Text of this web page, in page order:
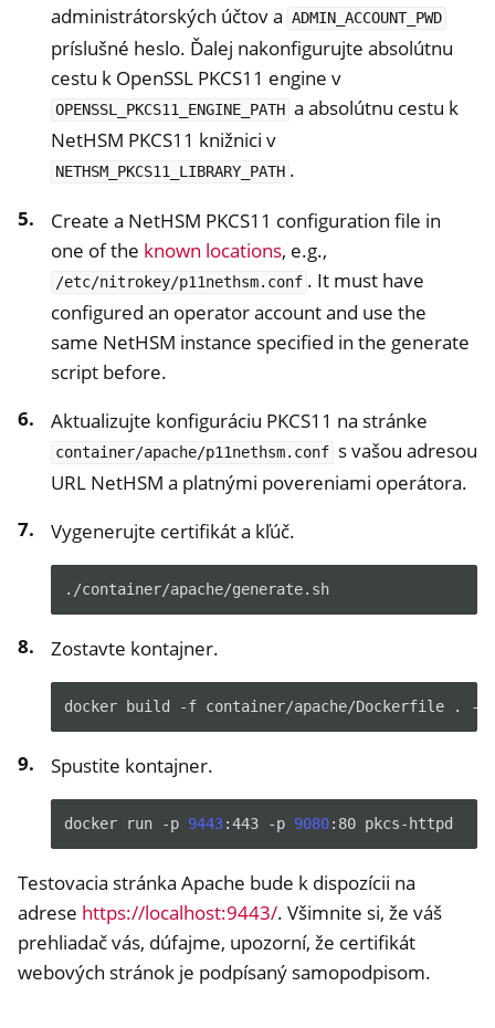
administrátorských účtov a ADMIN_ACCOUNT_PWD
príslušné heslo. Ďalej nakonfigurujte absolútnu
cestu k OpenSSL PKCS11 engine v
OPENSSL_PKCS11_ENGINE_PATH a absolútnu cestu k
NetHSM PKCS11 knižnici v
NETHSM_PKCS11_LIBRARY_PATH .
Create a NetHSM PKCS11 configuration file in
one of the known locations, e.g.,
/etc/nitrokey/p11nethsm.conf . It must have
configured an operator account and use the
same NetHSM instance specified in the generate
script before.
Aktualizujte konfiguráciu PKCS11 na stránke
container/apache/p11nethsm.conf s vašou adresou
URL NetHSM a platnými povereniami operátora.
Vygenerujte certifikát a kľúč.
Zostavte kontajner.
docker build -f container/apache/Dockerfile . -t
Spustite kontajner.
docker run -p 9443:443 -p 9080:80
Testovacia stránka Apache bude k dispozícii na
adrese https://localhost:9443/. Všimnite si, že váš
prehliadač vás, dúfajme, upozorní, že certifikát
webových stránok je podpísaný samopodpisom.